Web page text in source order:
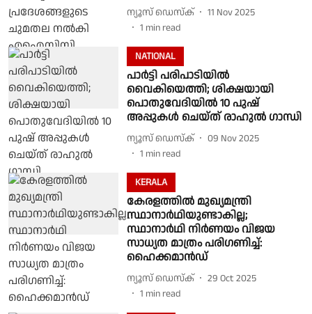
ന്യൂസ് ഡെസ്ക്
11 Nov 2025
1 min read
NATIONAL
പാർട്ടി പരിപാടിയിൽ
വൈകിയെത്തി; ശിക്ഷയായി
പൊതുവേദിയിൽ 10 പുഷ്
അപ്പുകൾ ചെയ്ത് രാഹുൽ ഗാന്ധി
ന്യൂസ് ഡെസ്ക്
09 Nov 2025
1 min read
KERALA
കേരളത്തില്‍ മുഖ്യമന്ത്രി
സ്ഥാനാർഥിയുണ്ടാകില്ല;
സ്ഥാനാർഥി നിർണയം വിജയ
സാധ്യത മാത്രം പരിഗണിച്ച്:
ഹൈക്കമാൻഡ്
ന്യൂസ് ഡെസ്ക്
29 Oct 2025
1 min read